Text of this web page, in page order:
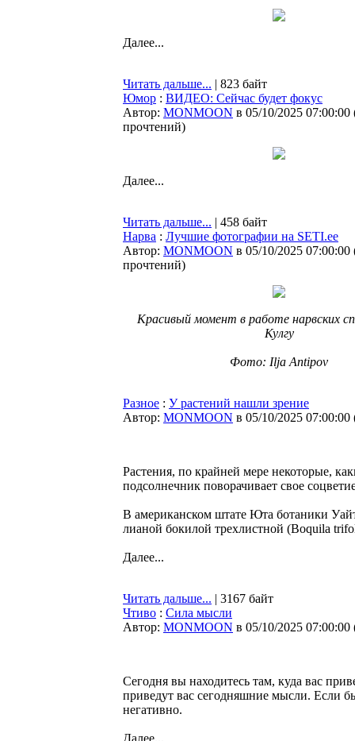
Далее...
Читать дальше... | 823 байт
Юмор : ВИДЕО: Сейчас будет фокус
Автор: MONMOON в 05/10/2025 07:00:00
прочтений)
Далее...
Читать дальше... | 458 байт
Нарва : Лучшие фотографии на SETI.ee
Автор: MONMOON в 05/10/2025 07:00:00
прочтений)
Красивый момент в работе нарвских
Кулгу
Фото: Ilja Antipov
Разное : У растений нашли зрение
Автор: MONMOON в 05/10/2025 07:00:00
Растения, по крайней мере некоторые,
подсолнечник поворачивает свое
В американском штате Юта ботаники
лианой бокилой трехлистной (Boquila
Далее...
Читать дальше... | 3167 байт
Чтиво : Сила мысли
Автор: MONMOON в 05/10/2025 07:00:00
Сегодня вы находитесь там, куда вас
приведут вас сегодняшние мысли. Если
негативно.
Далее...